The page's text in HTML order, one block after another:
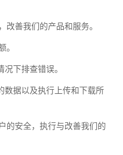
改善我们的产品和服务。
。
下排查错误。
数据以及执行上传和下载所
的安全，执行与改善我们的